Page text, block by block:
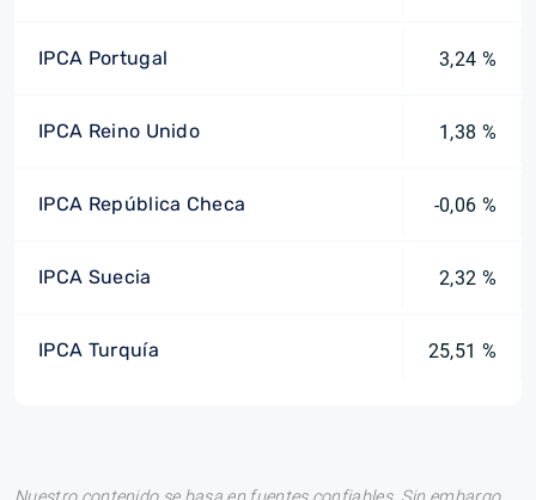
IPCA Portugal 3,24 %
IPCA Reino Unido 1,38 %
IPCA República Checa -0,06 %
IPCA Suecia 2,32 %
IPCA Turquía 25,51 %